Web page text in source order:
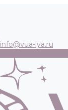
info@vua-lya.ru